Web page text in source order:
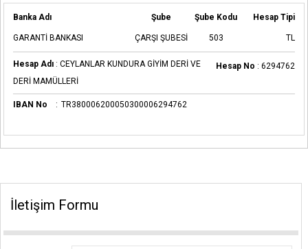
Banka Adı
GARANTİ BANKASI
Şube
ÇARŞI ŞUBESİ
Şube Kodu
503
Hesap Tipi
TL
Hesap Adı : CEYLANLAR KUNDURA GİYİM DERİ VE
DERİ MAMÜLLERİ
Hesap No : 6294762
IBAN No : TR380006200050300006294762
İletişim Formu